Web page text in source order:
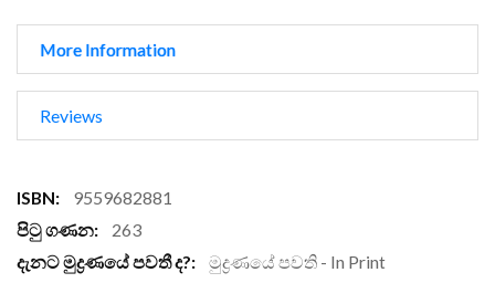
More Information
Reviews
More
Information
9559682881
263
මුද්‍රණයේ පවති - In Print